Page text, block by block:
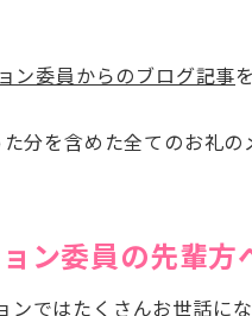
ン委員からのブログ記事
た分を含めた全てのお礼
ン委員の先輩方
ンではたくさんお世話に